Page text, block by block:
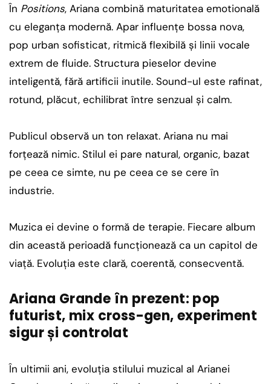
În Positions, Ariana combină maturitatea emotională
cu eleganța modernă. Apar influențe bossa nova,
pop urban sofisticat, ritmică flexibilă și linii vocale
extrem de fluide. Structura pieselor devine
inteligentă, fără artificii inutile. Sound-ul este rafinat,
rotund, plăcut, echilibrat între senzual și calm.
Publicul observă un ton relaxat. Ariana nu mai
forțează nimic. Stilul ei pare natural, organic, bazat
pe ceea ce simte, nu pe ceea ce se cere în
industrie.
Muzica ei devine o formă de terapie. Fiecare album
din această perioadă funcționează ca un capitol de
viață. Evoluția este clară, coerentă, consecventă.
Ariana Grande în prezent: pop
futurist, mix cross-gen, experiment
sigur și controlat
În ultimii ani, evoluția stilului muzical al Arianei